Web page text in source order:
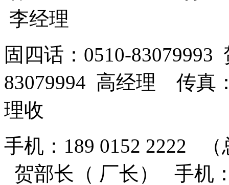
李经理
固四话：0510-
83079994 高经理 传真
理收
手机：189 0152 2222 （
贺部长（ 厂长） 手机